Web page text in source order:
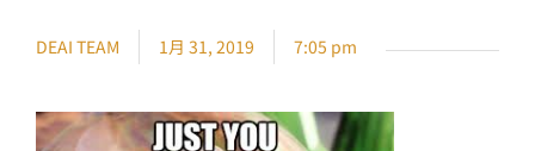
DEAI TEAM 1月 31, 2019 7:05 pm